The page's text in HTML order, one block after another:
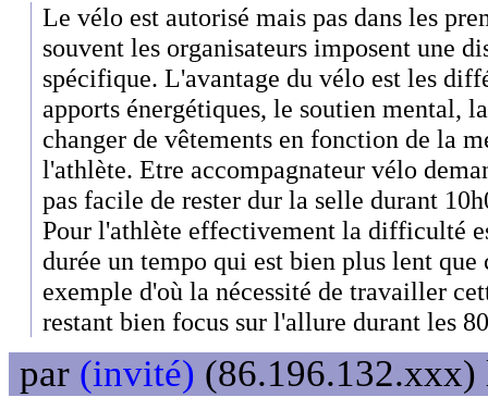
Le vélo est autorisé mais pas dans les
souvent les organisateurs imposent une
spécifique. L'avantage du vélo est les
apports énergétiques, le soutien mental,
changer de vêtements en fonction de la
l'athlète. Etre accompagnateur vélo
pas facile de rester dur la selle durant
Pour l'athlète effectivement la difficulté
durée un tempo qui est bien plus lent
exemple d'où la nécessité de travailler
restant bien focus sur l'allure durant les
par (invité) (86.196.132.xxx)